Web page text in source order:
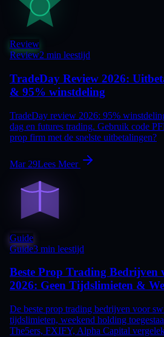
Review
Review2 min leestijd
TradeDay Review 2026:
& 95% winstdeling
TradeDay review 2026: 95%
dag en futures trading. Gebruik code
prop firm met de snelste uitbetalingen?
Mar 29Lees Meer
Guide
Guide3 min leestijd
Beste Prop Trading Bedrijven
2026: Geen Tijdslimieten &
De beste prop trading bedrijven voor
tijdslimieten, weekend holding
The5ers, FXIFY, Alpha Capital